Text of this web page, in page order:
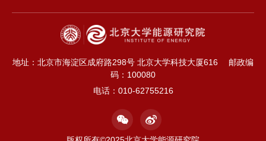
地址：北京市海淀区成府路298号 北京大学科技大厦616
邮政编
码：100080
电话：010-62755216